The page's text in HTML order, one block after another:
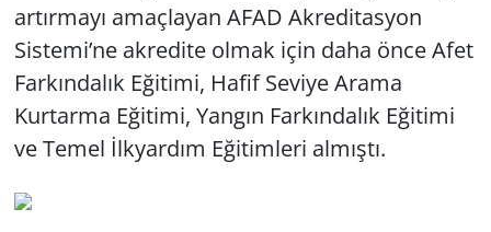
artırmayı amaçlayan AFAD Akreditasyon
Sistemi’ne akredite olmak için daha önce Afet
Farkındalık Eğitimi, Hafif Seviye Arama
Kurtarma Eğitimi, Yangın Farkındalık Eğitimi
ve Temel İlkyardım Eğitimleri almıştı.